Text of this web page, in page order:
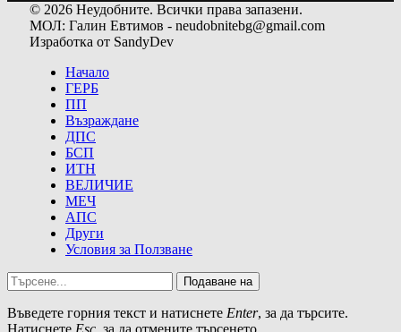
© 2026 Неудобните. Всички права запазени.
МОЛ: Галин Евтимов - neudobnitebg@gmail.com
Изработка от SandyDev
Начало
ГЕРБ
ПП
Възраждане
ДПС
БСП
ИТН
ВЕЛИЧИЕ
МЕЧ
АПС
Други
Условия за Ползване
Подаване на
Въведете горния текст и натиснете Enter, за да търсите.
Натиснете Esc , за да отмените търсенето.